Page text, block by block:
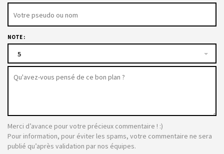
NOTE :
5
Merci d’avance pour votre précieux commentaire ! :)
Pour information, pour éviter les spams, votre commentaire ne sera
publié qu’après validation par nos équipes.